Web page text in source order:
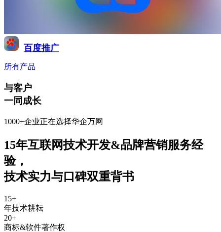
百度推广
所有产品
与客户
一同成长
1000+企业正在选择华企万网
15年互联网技术开发&品牌营销服务经
验，
技术实力与口碑双重背书
15+
年技术耕耘
20+
商标&软件著作权